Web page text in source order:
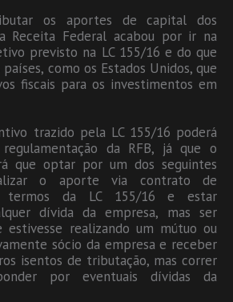
os aportes de capital dos
Receita Federal acabou por ir na
previsto na LC 155/16 e do que
como os Estados Unidos, que
fiscais para os investimentos em
trazido pela LC 155/16 poderá
da RFB, já que o
que optar por um dos seguintes
o aporte via contrato de
termos da LC 155/16 e estar
dívida da empresa, mas ser
realizando um mútuo ou
sócio da empresa e receber
isentos de tributação, mas correr
por eventuais dívidas da